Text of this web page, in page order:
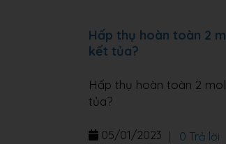
Hấp thụ hoàn toàn 2
kết tủa?
Hấp thụ hoàn toàn 2
tủa?
05/01/2023 0 Trả lời